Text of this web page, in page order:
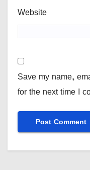
Website
Save my name,
for the next time I